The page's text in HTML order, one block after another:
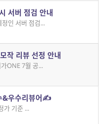
서버 점검 안내
인 서버 점검...
작 리뷰 선정 안내
ONE 7월 공...
&우수리뷰어✍️
가 기준 ...